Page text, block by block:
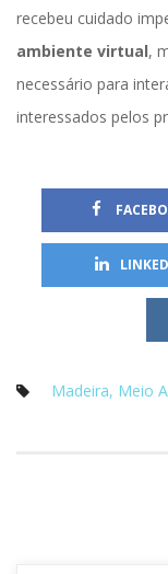
recebeu cuidado
ambiente virtual,
necessário para
interessados pelos
Madeira, Meio